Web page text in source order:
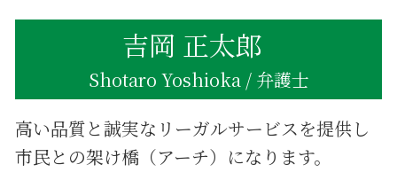
吉岡 正太郎
Shotaro Yoshioka / 弁護士
高い品質と誠実なリーガルサービスを提供し
市民との架け橋（アーチ）になります。